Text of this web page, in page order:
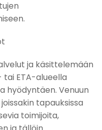
ja käsittelemään
tai ETA-alueella
hyödyntäen. Venuun
tapauksissa
toimijoita,